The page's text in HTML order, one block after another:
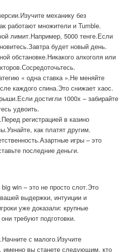
механику без
работают множители и Tumble.
лимит.Например, 5000 тенге.Если
будет новый день.
обстановке.Никакого алкоголя или
« одна ставка ».Не меняйте
каждого спина.Это снижает хаос.
достигли 1000x – забирайте
удвоить.
регистрацией в казино
как платят другим.
игры – это
последние деньги.
win – это не просто слот.Это
выдержки, интуиции и
уже доказали: крупные
требуют подготовки.
с малого.Изучите
именно вы станете следующим, кто